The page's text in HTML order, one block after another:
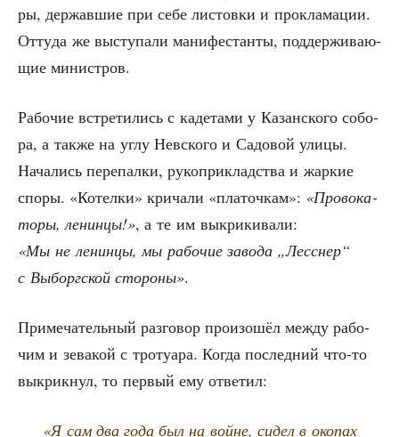
ры, дер­жав­шие при себе листов­ки и про­кла­ма­ции.
Отту­да же высту­па­ли мани­фе­стан­ты, под­дер­жи­ва­ю­
щие министров.
Рабо­чие встре­ти­лись с каде­та­ми у Казан­ско­го собо­
ра, а так­же на углу Нев­ско­го и Садо­вой ули­цы.
Нача­лись пере­пал­ки, руко­при­клад­ства и жар­кие
спо­ры. «Котел­ки» кри­ча­ли «пла­точ­кам»: «Про­во­ка­
то­ры, ленин­цы!», а те им выкри­ки­ва­ли:
«Мы не ленин­цы, мы рабо­чие заво­да „Лес­снер“
с Выборг­ской сто­ро­ны».
При­ме­ча­тель­ный раз­го­вор про­изо­шёл меж­ду рабо­
чим и зева­кой с тро­туа­ра. Когда послед­ний что-то
выкрик­нул, то пер­вый ему ответил:
«Я сам два года был на войне, сидел в око­пах